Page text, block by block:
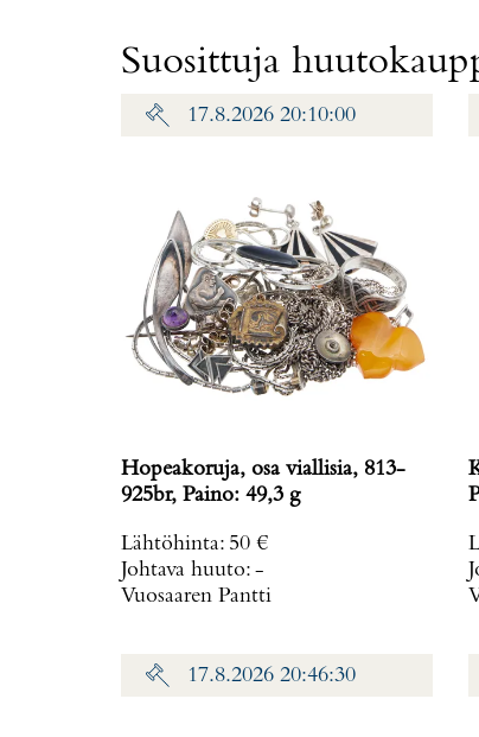
Suosittuja
17.8.2026 20:10:00
Hopeakoruja, osa viallisia, 813-
925br, Paino: 49,3 g
Lähtöhinta: 50 €
Johtava huuto: -
Vuosaaren Pantti
17.8.2026 20:46:30